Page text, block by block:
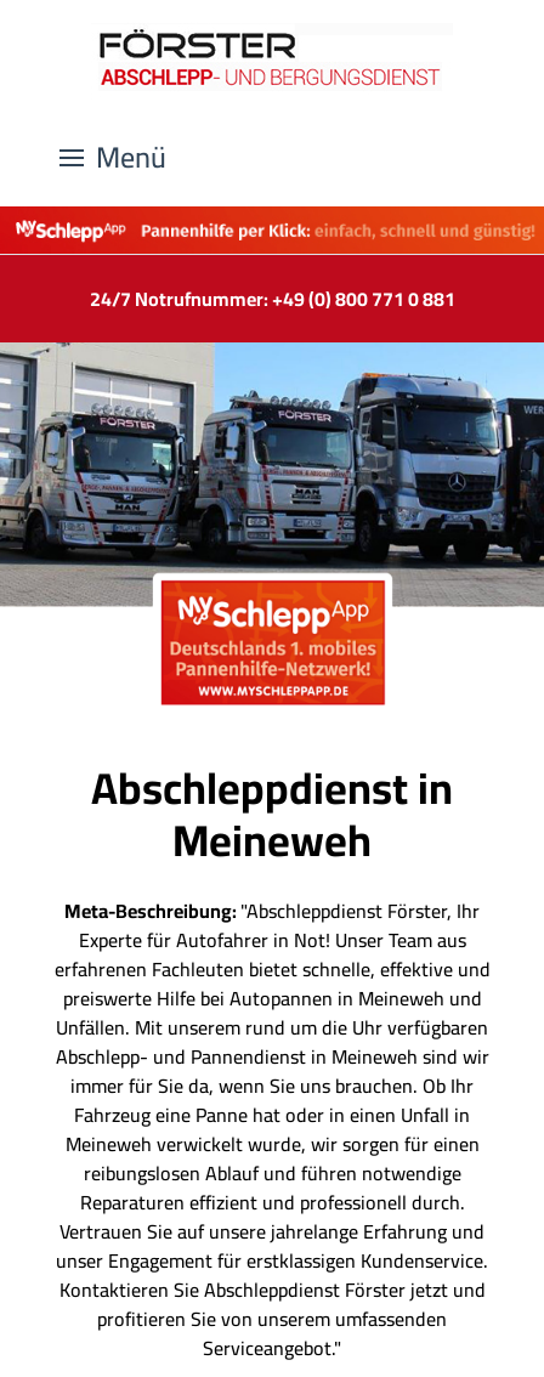
Menü
24/7 Notrufnummer: +49 (0) 800 771 0 881
Abschleppdienst in
Meineweh
Meta-Beschreibung:"Abschleppdienst Förster, Ihr
Experte für Autofahrer in Not! Unser Team aus
erfahrenen Fachleuten bietet schnelle, effektive und
preiswerte Hilfe bei Autopannen in Meineweh und
Unfällen. Mit unserem rund um die Uhr verfügbaren
Abschlepp- und Pannendienst in Meineweh sind wir
immer für Sie da, wenn Sie uns brauchen. Ob Ihr
Fahrzeug eine Panne hat oder in einen Unfall in
Meineweh verwickelt wurde, wir sorgen für einen
reibungslosen Ablauf und führen notwendige
Reparaturen effizient und professionell durch.
Vertrauen Sie auf unsere jahrelange Erfahrung und
unser Engagement für erstklassigen Kundenservice.
Kontaktieren Sie Abschleppdienst Förster jetzt und
profitieren Sie von unserem umfassenden
Serviceangebot."